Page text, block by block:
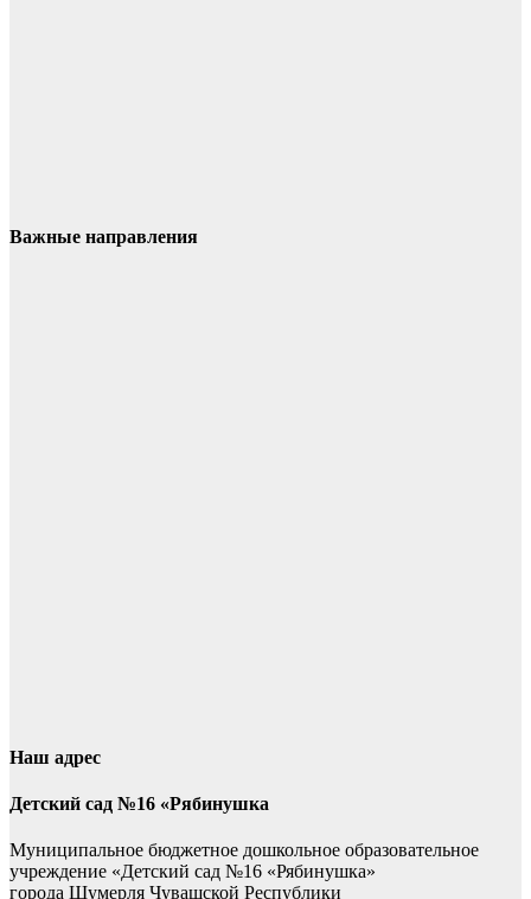
Важные направления
Наш адрес
Детский сад №16 «Рябинушка
Муниципальное бюджетное дошкольное образовательное
учреждение «Детский сад №16 «Рябинушка»
города Шумерля Чувашской Республики